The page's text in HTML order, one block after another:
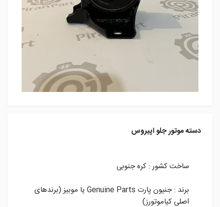
دسته موتور جلو اپیروس
ساخت کشور : کره جنوبی
برند : جنیون پارت Genuine Parts یا موبیز (برندهای
اصلی کیاموتورز)